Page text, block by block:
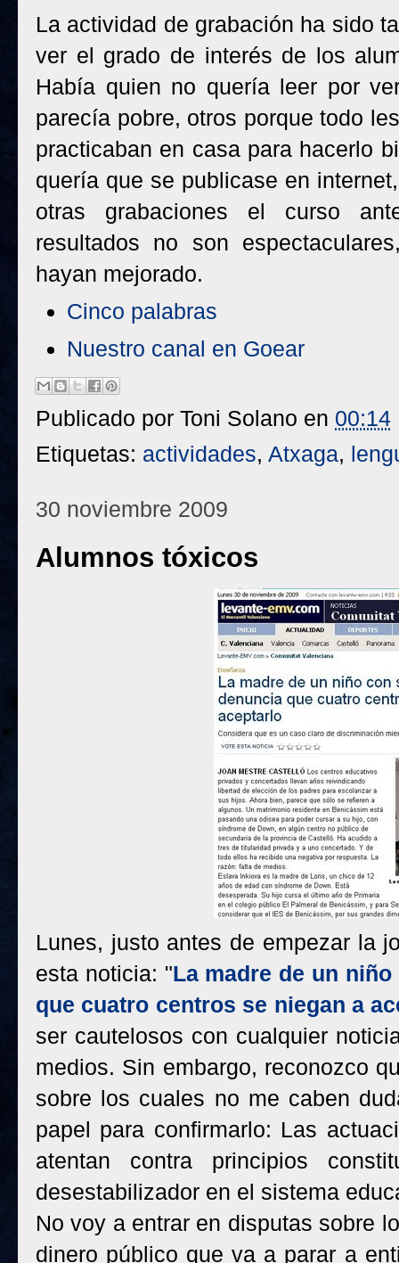
La actividad de grabación ha sido
ver el grado de interés de los
Había quien no quería leer por
parecía pobre, otros porque todo
practicaban en casa para hacerlo
quería que se publicase en
otras grabaciones el curso
resultados no son
hayan mejorado.
Cinco palabras
Nuestro canal en Goear
Publicado por Toni Solano en 00:14
Etiquetas: actividades, Atxaga,
30 noviembre 2009
Alumnos tóxicos
Lunes, justo antes de empezar la
esta noticia: "La madre de un
que cuatro centros se niegan a
ser cautelosos con cualquier
medios. Sin embargo, reconozco
sobre los cuales no me caben
papel para confirmarlo: Las
atentan contra principios
desestabilizador en el sistema
No voy a entrar en disputas sobre
dinero público que va a parar a